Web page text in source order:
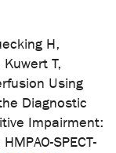
H,
Kuwert T,
Using
Diagnostic
Impairment:
SPECT-